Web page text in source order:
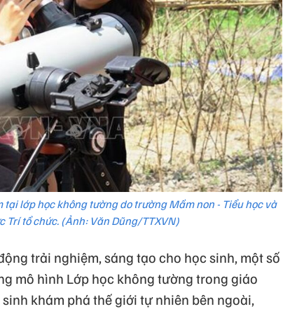
lớp học không tường do trường Mầm non - Tiểu học và
Trí tổ chức. (Ảnh: Văn Dũng/TTXVN)
trải nghiệm, sáng tạo cho học sinh, một số
mô hình Lớp học không tường trong giáo
khám phá thế giới tự nhiên bên ngoài,